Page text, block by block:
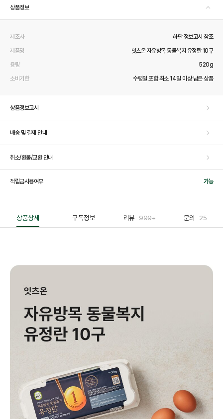
상품정보
제조사
하단 정보고시 참조
제품명
잇츠온 자유방목 동물복지 유정란 10구
용량
520g
소비기한
수령일 포함 최소 14일 이상 남은 상품
상품정보고시
배송 및 결제 안내
취소/환불/교환 안내
적립금사용여부 가능
상품상세 구독정보 리뷰 999+ 문의 25